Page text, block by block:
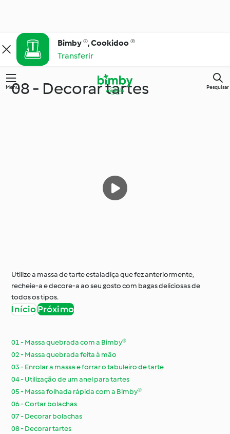
Bimby ®, Cookidoo ®
Transferir
Menu Pesquisar
08 - Decorar tartes
Utilize a massa de tarte estaladiça que fez anteriormente,
recheie-a e decore-a ao seu gosto com bagas deliciosas de
todos os tipos.
InícioPróximo
01 - Massa quebrada com a Bimby®
02 - Massa quebrada feita à mão
03 - Enrolar a massa e forrar o tabuleiro de tarte
04 - Utilização de um anel para tartes
05 - Massa folhada rápida com a Bimby®
06 - Cortar bolachas
07 - Decorar bolachas
08 - Decorar tartes